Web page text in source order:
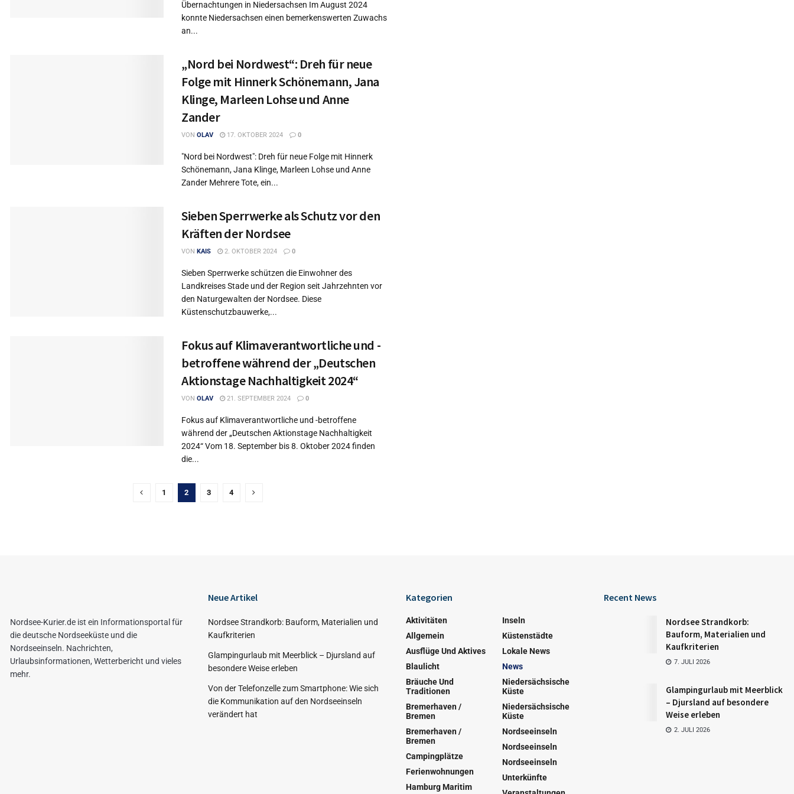
Übernachtungen in Niedersachsen Im August 2024
konnte Niedersachsen einen bemerkenswerten Zuwachs
an...
„Nord bei Nordwest“: Dreh für neue
Folge mit Hinnerk Schönemann, Jana
Klinge, Marleen Lohse und Anne
Zander
VON OLAV 17. OKTOBER 2024 0
"Nord bei Nordwest": Dreh für neue Folge mit Hinnerk
Schönemann, Jana Klinge, Marleen Lohse und Anne
Zander Mehrere Tote, ein...
Sieben Sperrwerke als Schutz vor den
Kräften der Nordsee
VON KAIS 2. OKTOBER 2024 0
Sieben Sperrwerke schützen die Einwohner des
Landkreises Stade und der Region seit Jahrzehnten vor
den Naturgewalten der Nordsee. Diese
Küstenschutzbauwerke,...
Fokus auf Klimaverantwortliche und -
betroffene während der „Deutschen
Aktionstage Nachhaltigkeit 2024“
VON OLAV 21. SEPTEMBER 2024 0
Fokus auf Klimaverantwortliche und -betroffene
während der „Deutschen Aktionstage Nachhaltigkeit
2024“ Vom 18. September bis 8. Oktober 2024 finden
die...
1 2 3 4
Nordsee-Kurier.de ist ein Informationsportal für
die deutsche Nordseeküste und die
Nordseeinseln. Nachrichten,
Urlaubsinformationen, Wetterbericht und vieles
mehr.
Neue Artikel
Nordsee Strandkorb: Bauform, Materialien und
Kaufkriterien
Glampingurlaub mit Meerblick – Djursland auf
besondere Weise erleben
Von der Telefonzelle zum Smartphone: Wie sich
die Kommunikation auf den Nordseeinseln
verändert hat
Kategorien
Aktivitäten
Allgemein
Ausflüge Und Aktives
Blaulicht
Bräuche Und
Traditionen
Bremerhaven /
Bremen
Bremerhaven /
Bremen
Campingplätze
Ferienwohnungen
Hamburg Maritim
Inseln
Küstenstädte
Lokale News
News
Niedersächsische
Küste
Niedersächsische
Küste
Nordseeinseln
Nordseeinseln
Nordseeinseln
Unterkünfte
Recent News
Nordsee Strandkorb:
Bauform, Materialien und
Kaufkriterien
7. JULI 2026
Glampingurlaub mit Meerblick
– Djursland auf besondere
Weise erleben
2. JULI 2026